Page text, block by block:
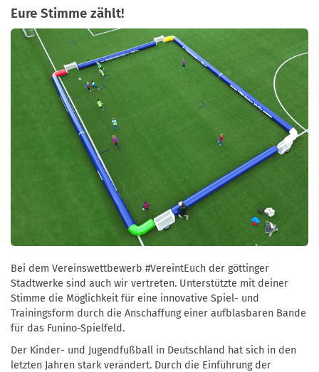
Eure Stimme zählt!
Bei dem Vereinswettbewerb #VereintEuch der göttinger
Stadtwerke sind auch wir vertreten. Unterstützte mit deiner
Stimme die Möglichkeit für eine innovative Spiel- und
Trainingsform durch die Anschaffung einer aufblasbaren Bande
für das Funino-Spielfeld.
Der Kinder- und Jugendfußball in Deutschland hat sich in den
letzten Jahren stark verändert. Durch die Einführung der